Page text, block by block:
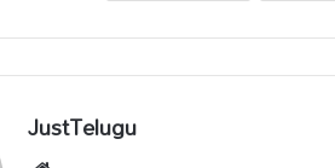
JustTelugu